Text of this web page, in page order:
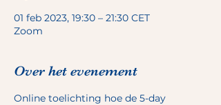
01 feb 2023, 19:30 – 21:30 CET
Zoom
Over het evenement
Online toelichting hoe de 5-day